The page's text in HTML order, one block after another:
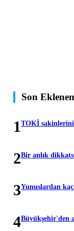
Son
1TOKİ
2Bir anlık
3Yunuslardan
4Büyükşehir'den